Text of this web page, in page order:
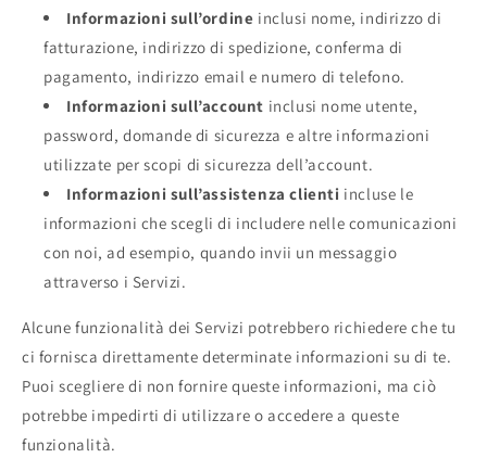
Informazioni sull’ordine inclusi nome, indirizzo di
fatturazione, indirizzo di spedizione, conferma di
pagamento, indirizzo email e numero di telefono.
Informazioni sull’account inclusi nome utente,
password, domande di sicurezza e altre informazioni
utilizzate per scopi di sicurezza dell’account.
Informazioni sull’assistenza clienti incluse le
informazioni che scegli di includere nelle comunicazioni
con noi, ad esempio, quando invii un messaggio
attraverso i Servizi.
Alcune funzionalità dei Servizi potrebbero richiedere che tu
ci fornisca direttamente determinate informazioni su di te.
Puoi scegliere di non fornire queste informazioni, ma ciò
potrebbe impedirti di utilizzare o accedere a queste
funzionalità.